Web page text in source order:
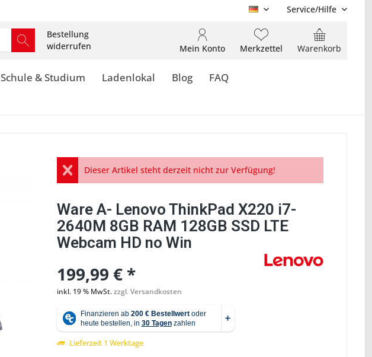
DE Service/Hilfe
Bestellung
widerrufen
Warenkorb
Merkzettel
Mein Konto
Schule & Studium Ladenlokal Blog FAQ
Abbildung ähnlich
Dieser Artikel steht derzeit nicht zur Verfügung!
Ware A- Lenovo ThinkPad X220 i7-
2640M 8GB RAM 128GB SSD LTE
Webcam HD no Win
199,99 € *
inkl. 19 % MwSt.zzgl. Versandkosten
Lieferzeit 1 Werktage